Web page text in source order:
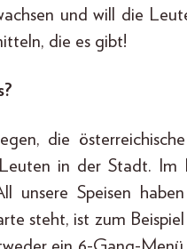
und will die
die es gibt!
die
in der Stadt. Im
unsere Speisen
steht, ist zum